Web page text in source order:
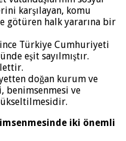
karşılayan, komu
götüren halk yararına bir
Türkiye Cumhuriyeti
eşit sayılmıştır.
doğan kurum ve
benimsenmesi ve
iki önemli